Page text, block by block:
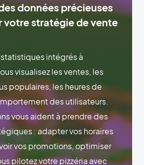
données précieuses
votre stratégie de vente
intégrés à
visualisez les ventes, les
populaires, les heures de
des utilisateurs.
vous aident à prendre des
: adapter vos horaires
vos promotions, optimiser
pilotez votre pizzéria avec